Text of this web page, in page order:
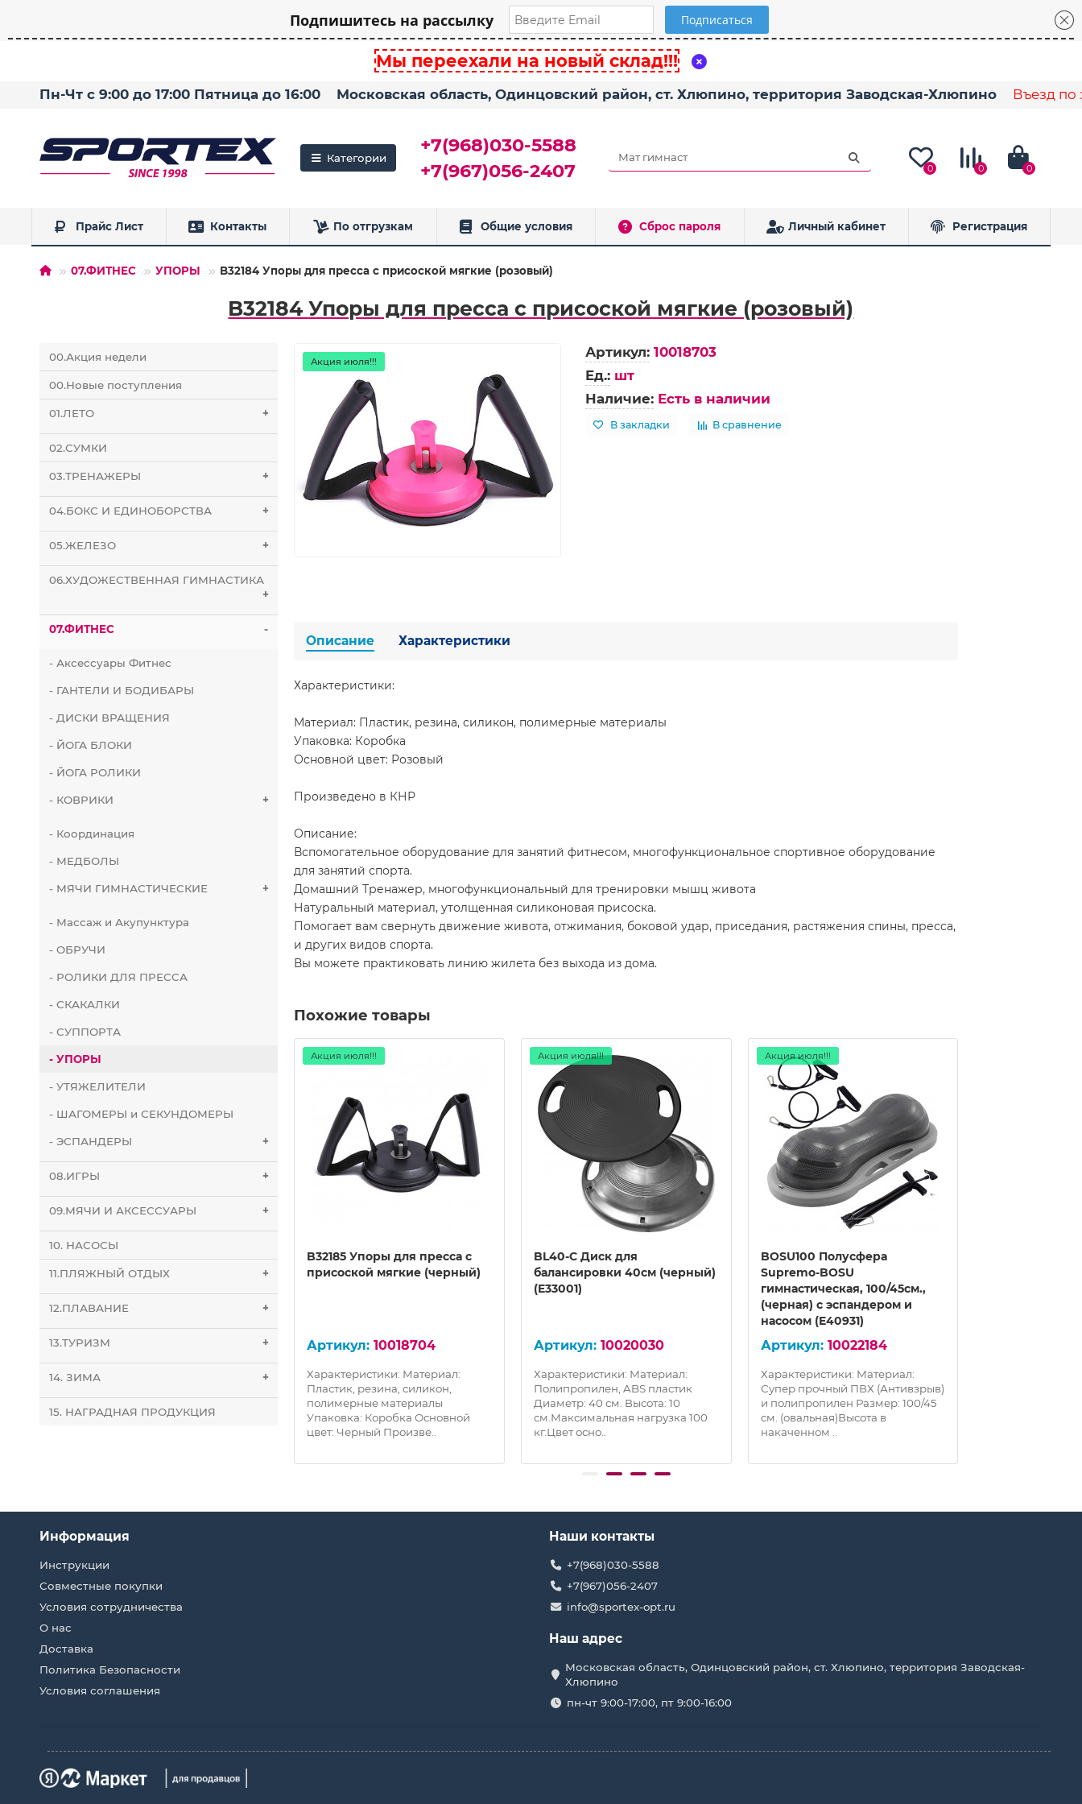
Подпишитесь на рассылку
Мы переехали на новый склад!!!
Пн-Чт с 9:00 до 17:00 Пятница до 16:00 Московская область, Одинцовский район, ст. Хлюпино, территория Заводская-Хлюпино Въезд по
Категории
+7(968)030-5588
+7(967)056-2407
0 0 0
Прайс Лист Контакты По отгрузкам Общие условия Сброс пароля Личный кабинет Регистрация
07.ФИТНЕС УПОРЫ B32184 Упоры для пресса с присоской мягкие (розовый)
B32184 Упоры для пресса с присоской мягкие (розовый)
00.Акция недели
00.Новые поступления
01.ЛЕТО +
02.СУМКИ
03.ТРЕНАЖЕРЫ +
04.БОКС И ЕДИНОБОРСТВА +
05.ЖЕЛЕЗО +
06.ХУДОЖЕСТВЕННАЯ ГИМНАСТИКА
+
07.ФИТНЕС -
- Аксессуары Фитнес
- ГАНТЕЛИ И БОДИБАРЫ
- ДИСКИ ВРАЩЕНИЯ
- ЙОГА БЛОКИ
- ЙОГА РОЛИКИ
- КОВРИКИ +
- Координация
- МЕДБОЛЫ
- МЯЧИ ГИМНАСТИЧЕСКИЕ +
- Массаж и Акупунктура
- ОБРУЧИ
- РОЛИКИ ДЛЯ ПРЕССА
- СКАКАЛКИ
- СУППОРТА
- УПОРЫ
- УТЯЖЕЛИТЕЛИ
- ШАГОМЕРЫ и СЕКУНДОМЕРЫ
- ЭСПАНДЕРЫ +
08.ИГРЫ +
09.МЯЧИ И АКСЕССУАРЫ +
10. НАСОСЫ
11.ПЛЯЖНЫЙ ОТДЫХ +
12.ПЛАВАНИЕ +
13.ТУРИЗМ +
14. ЗИМА +
15. НАГРАДНАЯ ПРОДУКЦИЯ
Акция июля!!!
Артикул: 10018703
Ед.: шт
Наличие: Есть в наличии
В закладки В сравнение
Описание Характеристики
Характеристики:
Материал: Пластик, резина, силикон, полимерные материалы
Упаковка: Коробка
Основной цвет: Розовый
Произведено в КНР
Описание:
Вспомогательное оборудование для занятий фитнесом, многофункциональное спортивное оборудование
для занятий спорта.
Домашний Тренажер, многофункциональный для тренировки мышц живота
Натуральный материал, утолщенная силиконовая присоска.
Помогает вам свернуть движение живота, отжимания, боковой удар, приседания, растяжения спины, пресса,
и других видов спорта.
Вы можете практиковать линию жилета без выхода из дома.
Похожие товары
Акция июля!!!
D34360 Ролик для йоги ЭПП
литой 30x15cm (черный)
Характеристики: Материал: ЭПП
гр.Максимальный вес
Акция июля!!!
B32185 Упоры для пресса с
присоской мягкие (черный)
10018704
Характеристики: Материал:
Пластик, резина, силикон,
полимерные материалы
Упаковка: Коробка Основной
цвет: Черный Произве..
Акция июля!!!
BL40-C Диск для
балансировки 40см (черный)
(E33001)
10020030
Характеристики: Материал:
Полипропилен, ABS пластик
Диаметр: 40 см. Высота: 10
см.Максимальная нагрузка 100
кг.Цвет осно..
Акция июля!!!
BOSU100 Полусфера
Supremo-BOSU
гимнастическая, 100/45см.,
(черная) с эспандером и
насосом (E40931)
10022184
Характеристики: Материал:
Супер прочный ПВХ (Антивзрыв)
и полипропилен Размер: 100/45
см. (овальная)Высота в
накаченном ..
Информация
Инструкции
Совместные покупки
Условия сотрудничества
О нас
Доставка
Политика Безопасности
Условия соглашения
Наши контакты
+7(968)030-5588
+7(967)056-2407
info@sportex-opt.ru
Наш адрес
Московская область, Одинцовский район, ст. Хлюпино, территория Заводская-
Хлюпино
пн-чт 9:00-17:00, пт 9:00-16:00